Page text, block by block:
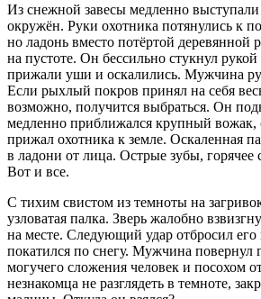
Из снежной завесы медленно
окружён. Руки охотника потянулись к
но ладонь вместо потёртой деревянной
на пустоте. Он бессильно стукнул рукой
прижали уши и оскалились. Мужчина
Если рыхлый покров принял на себя
возможно, получится выбраться. Он
медленно приближался крупный вожак,
прижал охотника к земле. Оскаленная
в ладони от лица. Острые зубы, горячее
Вот и все.
С тихим свистом из темноты на
узловатая палка. Зверь жалобно
на месте. Следующий удар отбросил его
покатился по снегу. Мужчина повернул
могучего сложения человек и посохом
незнакомца не разглядеть в темноте,